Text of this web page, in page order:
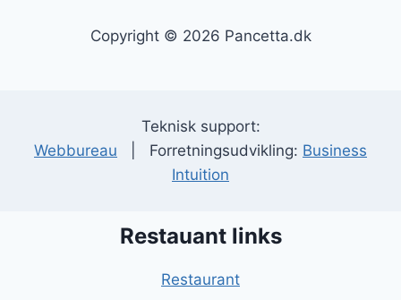
Copyright © 2026 Pancetta.dk
Teknisk support:
Webbureau | Forretningsudvikling: Business
Intuition
Restauant links
Restaurant